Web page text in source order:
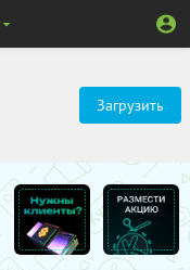
Загрузить